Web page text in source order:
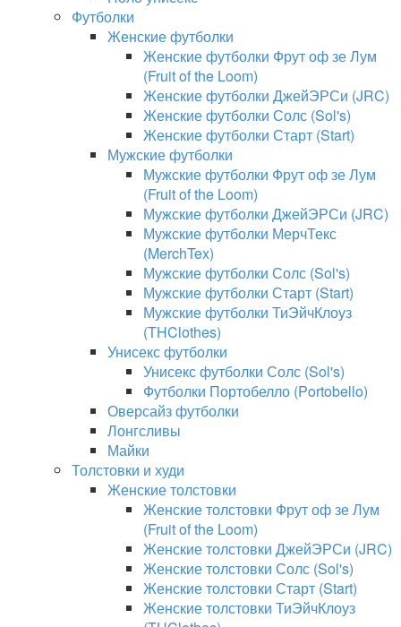
Футболки
Женские футболки
Женские футболки Фрут оф зе Лум
(Fruit of the Loom)
Женские футболки ДжейЭРСи (JRC)
Женские футболки Солс (Sol's)
Женские футболки Старт (Start)
Мужские футболки
Мужские футболки Фрут оф зе Лум
(Fruit of the Loom)
Мужские футболки ДжейЭРСи (JRC)
Мужские футболки МерчТекс
(MerchTex)
Мужские футболки Солс (Sol's)
Мужские футболки Старт (Start)
Мужские футболки ТиЭйчКлоуз
(THClothes)
Унисекс футболки
Унисекс футболки Солс (Sol's)
Футболки Портобелло (Portobello)
Оверсайз футболки
Лонгсливы
Майки
Толстовки и худи
Женские толстовки
Женские толстовки Фрут оф зе Лум
(Fruit of the Loom)
Женские толстовки ДжейЭРСи (JRC)
Женские толстовки Солс (Sol's)
Женские толстовки Старт (Start)
Женские толстовки ТиЭйчКлоуз